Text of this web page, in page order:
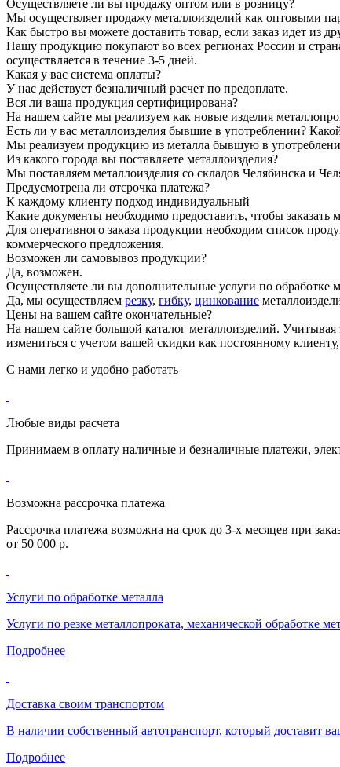
Осуществляете ли вы продажу оптом или в розницу?
Мы осуществляет продажу металлоизделий как оптовыми
Как быстро вы можете доставить товар, если заказ идет из
Нашу продукцию покупают во всех регионах России и
осуществляется в течение 3-5 дней.
Какая у вас система оплаты?
У нас действует безналичный расчет по предоплате.
Вся ли ваша продукция сертифицирована?
На нашем сайте мы реализуем как новые изделия
Есть ли у вас металлоизделия бывшие в употреблении?
Мы реализуем продукцию из металла бывшую в
Из какого города вы поставляете металлоизделия?
Мы поставляем металлоизделия со складов Челябинска и
Предусмотрена ли отсрочка платежа?
К каждому клиенту подход индивидуальный
Какие документы необходимо предоставить, чтобы заказать
Для оперативного заказа продукции необходим список
коммерческого предложения.
Возможен ли самовывоз продукции?
Да, возможен.
Осуществляете ли вы дополнительные услуги по обработке
Да, мы осуществляем резку, гибку, цинкование
Цены на вашем сайте окончательные?
На нашем сайте большой каталог металлоизделий.
измениться с учетом вашей скидки как постоянному
С нами легко и удобно работать
Любые виды расчета
Принимаем в оплату наличные и безналичные платежи,
Возможна рассрочка платежа
Рассрочка платежа возможна на срок до 3-х месяцев при
от 50 000 р.
Услуги по обработке металла
Услуги по резке металлопроката, механической обработке
Подробнее
Доставка своим транспортом
В наличии собственный автотранспорт, который доставит
Подробнее